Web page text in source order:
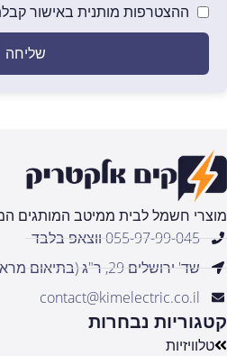
ההצטרפות מותנית באישור
שליחה
מוצרי חשמל לבית ממיטב המותגים
055-97-99-045 ווצאפ בלבד
שד' ירושלים 29, ר"ג (בתיאום מראש) ישראל
contact@kimelectric.co.il
קטגוריות נבחרות
טלוויזיות